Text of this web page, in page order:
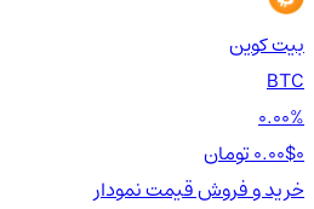
بیت کوین
BTC
0.00%
0.00$
خرید و فروشقیمتنمودار